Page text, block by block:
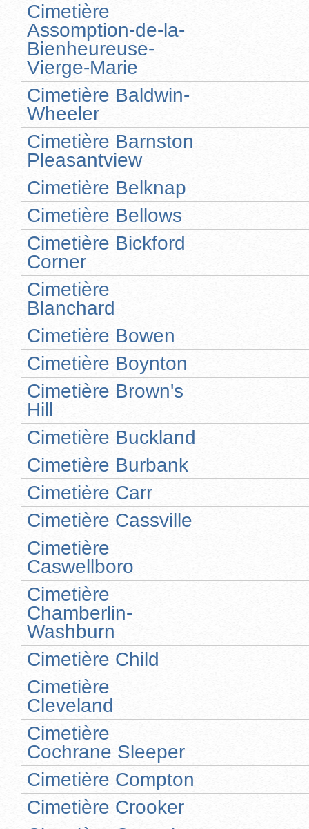
Cimetière
Assomption-de-la-
Bienheureuse-
Vierge-Marie
Cimetière Baldwin-
Wheeler
Cimetière Barnston
Pleasantview
Cimetière Belknap
Cimetière Bellows
Cimetière Bickford
Corner
Cimetière
Blanchard
Cimetière Bowen
Cimetière Boynton
Cimetière Brown's
Hill
Cimetière Buckland
Cimetière Burbank
Cimetière Carr
Cimetière Cassville
Cimetière
Caswellboro
Cimetière
Chamberlin-
Washburn
Cimetière Child
Cimetière
Cleveland
Cimetière
Cochrane Sleeper
Cimetière Compton
Cimetière Crooker